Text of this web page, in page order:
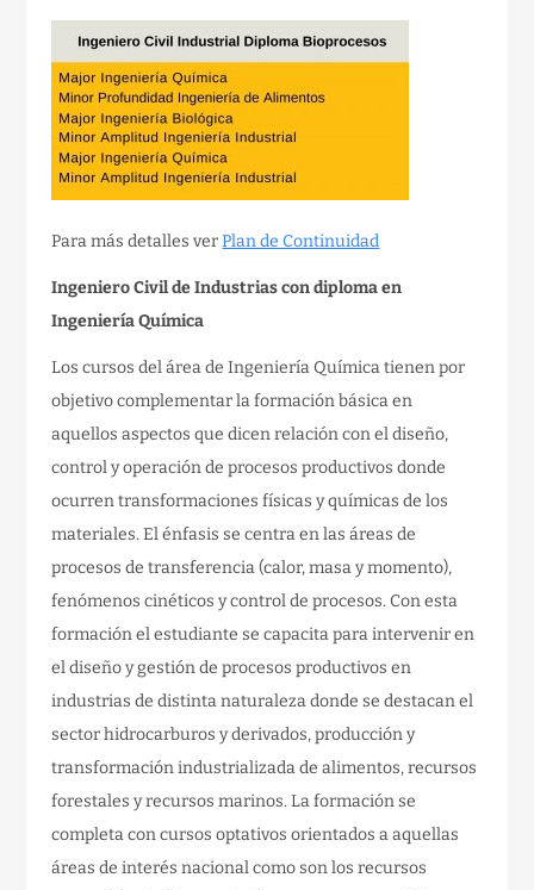
Para más detalles verPlan de Continuidad
Ingeniero Civil de Industrias con diploma en
Ingeniería Química
Los cursos del área de Ingeniería Química tienen por
objetivo complementar la formación básica en
aquellos aspectos que dicen relación con el diseño,
control y operación de procesos productivos donde
ocurren transformaciones físicas y químicas de los
materiales. El énfasis se centra en las áreas de
procesos de transferencia (calor, masa y momento),
fenómenos cinéticos y control de procesos. Con esta
formación el estudiante se capacita para intervenir en
el diseño y gestión de procesos productivos en
industrias de distinta naturaleza donde se destacan el
sector hidrocarburos y derivados, producción y
transformación industrializada de alimentos, recursos
forestales y recursos marinos. La formación se
completa con cursos optativos orientados a aquellas
áreas de interés nacional como son los recursos